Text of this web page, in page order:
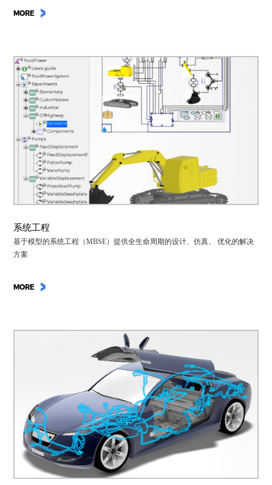
MORE
系统工程
基于模型的系统工程（MBSE）提供全生命周期的设计、仿真、 优化的解决
方案
MORE